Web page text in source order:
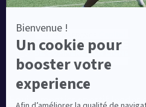
Equipementier sportif leader